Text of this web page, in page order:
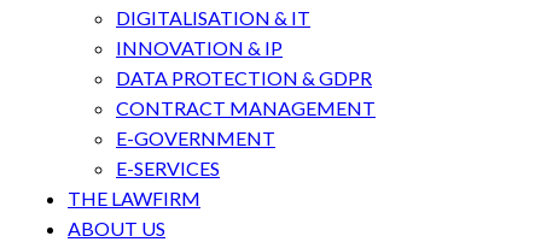
DIGITALISATION & IT
INNOVATION & IP
DATA PROTECTION & GDPR
CONTRACT MANAGEMENT
E-GOVERNMENT
E-SERVICES
THE LAWFIRM
ABOUT US